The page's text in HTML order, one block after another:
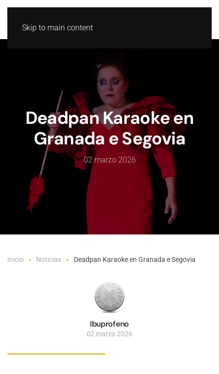
Skip to main content
Deadpan Karaoke en
Granada e Segovia
02 marzo 2026
Inicio Noticias Deadpan Karaoke en Granada e Segovia
Ibuprofeno
02 marzo 2026